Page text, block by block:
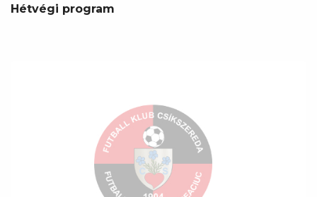
Hétvégi program